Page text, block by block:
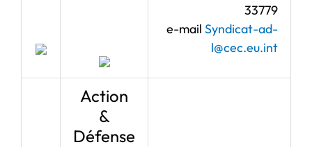
33779
e-mail Syndicat-ad-
l@cec.eu.int
Action
&
Défense